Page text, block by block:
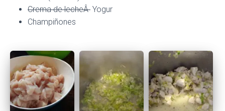
Crema de lecheÂ Yogur
Champiñones